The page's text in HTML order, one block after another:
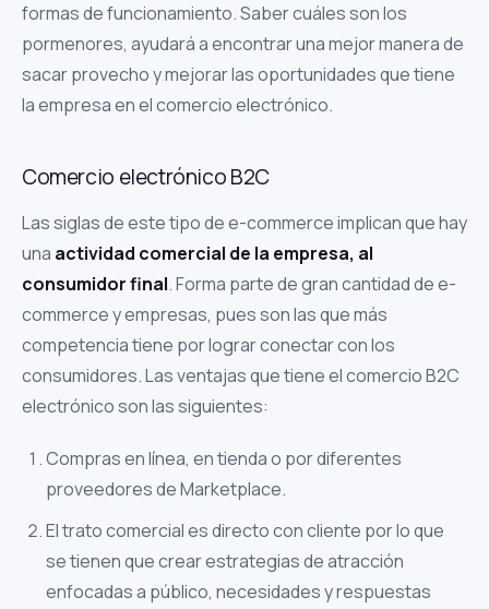
formas de funcionamiento. Saber cuáles son los
pormenores, ayudará a encontrar una mejor manera de
sacar provecho y mejorar las oportunidades que tiene
la empresa en el comercio electrónico.
Comercio electrónico B2C
Las siglas de este tipo de e-commerce implican que hay
una actividad comercial de la empresa, al
consumidor final. Forma parte de gran cantidad de e-
commerce y empresas, pues son las que más
competencia tiene por lograr conectar con los
consumidores. Las ventajas que tiene el comercio B2C
electrónico son las siguientes:
Compras en línea, en tienda o por diferentes
proveedores de Marketplace.
El trato comercial es directo con cliente por lo que
se tienen que crear estrategias de atracción
enfocadas a público, necesidades y respuestas